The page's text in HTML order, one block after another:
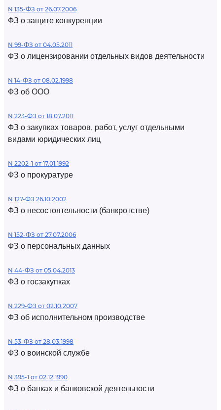
N 135-ФЗ от 26.07.2006
ФЗ о защите конкуренции
N 99-ФЗ от 04.05.2011
ФЗ о лицензировании отдельных видов деятельности
N 14-ФЗ от 08.02.1998
ФЗ об ООО
N 223-ФЗ от 18.07.2011
ФЗ о закупках товаров, работ, услуг отдельными
видами юридических лиц
N 2202-1 от 17.01.1992
ФЗ о прокуратуре
N 127-ФЗ 26.10.2002
ФЗ о несостоятельности (банкротстве)
N 152-ФЗ от 27.07.2006
ФЗ о персональных данных
N 44-ФЗ от 05.04.2013
ФЗ о госзакупках
N 229-ФЗ от 02.10.2007
ФЗ об исполнительном производстве
N 53-ФЗ от 28.03.1998
ФЗ о воинской службе
N 395-1 от 02.12.1990
ФЗ о банках и банковской деятельности